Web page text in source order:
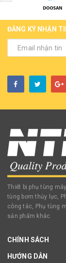
ĐĂNG KÝ NHẬN
Thiết bị phụ tùng
tùng bơm thủy lực,
công tác, Phụ tùng
sản phẩm khác
CHÍNH SÁCH
HƯỚNG DẪN